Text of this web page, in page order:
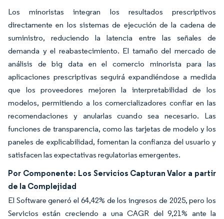
Los minoristas integran los resultados prescriptivos
directamente en los sistemas de ejecución de la cadena de
suministro, reduciendo la latencia entre las señales de
demanda y el reabastecimiento. El tamaño del mercado de
análisis de big data en el comercio minorista para las
aplicaciones prescriptivas seguirá expandiéndose a medida
que los proveedores mejoren la interpretabilidad de los
modelos, permitiendo a los comercializadores confiar en las
recomendaciones y anularlas cuando sea necesario. Las
funciones de transparencia, como las tarjetas de modelo y los
paneles de explicabilidad, fomentan la confianza del usuario y
satisfacen las expectativas regulatorias emergentes.
Por Componente: Los Servicios Capturan Valor a partir
de la Complejidad
El Software generó el 64,42% de los ingresos de 2025, pero los
Servicios están creciendo a una CAGR del 9,21% ante la